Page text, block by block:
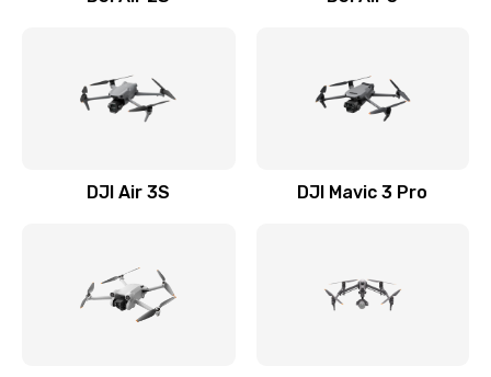
DJI Air 3S DJI Mavic 3 Pro